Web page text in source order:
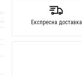
Експресна доставка